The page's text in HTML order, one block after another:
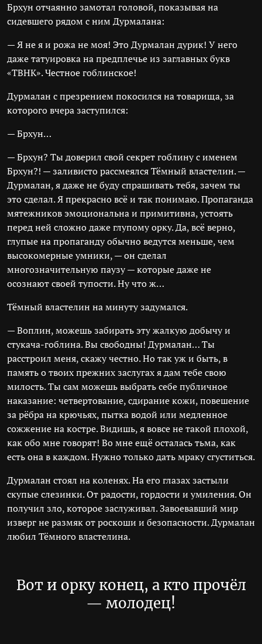
Брхун отчаянно замотал головой, показывая на
сидевшего рядом с ним Дурмалана:
— Я не я и рожа не моя! Это Дурмалан дурик! У него
даже татуировка на предплечье из заглавных букв
«ТВНК». Честное гоблинское!
Дурмалан с презрением покосился на товарища, за
которого вчера заступился:
— Брхун…
— Брхун? Ты доверил свой секрет гоблину с именем
Брхун?! — заливисто рассмеялся Тёмный властелин. —
Дурмалан, я даже не буду спрашивать тебя, зачем ты
это сделал. Я прекрасно всё и так понимаю. Пропаганда
мятежников эмоциональна и примитивна, устоять
перед ней сложно даже глупому орку. Да, всё верно,
глупые на пропаганду обычно ведутся меньше, чем
высокомерные умники, — он сделал
многозначительную паузу — которые даже не
осознают своей тупости. Ну что ж…
Тёмный властелин на минуту задумался.
— Воплин, можешь забирать эту жалкую добычу и
стукача-гоблина. Вы свободны! Дурмалан… Ты
расстроил меня, скажу честно. Но так уж и быть, в
память о твоих прежних заслугах я дам тебе свою
милость. Ты сам можешь выбрать себе публичное
наказание: четвертование, сдирание кожи, повешение
за рёбра на крючьях, пытка водой или медленное
сожжение на костре. Видишь, я вовсе не такой плохой,
как обо мне говорят! Во мне ещё осталась тьма, как
есть она в каждом. Нужно только дать мраку сгуститься.
Дурмалан стоял на коленях. На его глазах застыли
скупые слезинки. От радости, гордости и умиления. Он
получил зло, которое заслуживал. Завоевавший мир
изверг не размяк от роскоши и безопасности. Дурмалан
любил Тёмного властелина.
Вот и орку конец, а кто прочёл
— молодец!